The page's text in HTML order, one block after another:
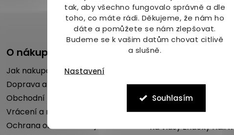
tak, aby všechno fungovalo správně a dle
toho, co máte rádi. Děkujeme, že nám ho
dáte a pomůžete se nám zlepšovat.
Budeme se k vašim datům chovat citlivě
a slušně.
Nastavení
Souhlasím
O nákupu
Jak nakupovat
Doprava a platba
Obchodní podmínky
Vrácení a reklamace
Ochrana osobních údajů
Blog
Mykóza aneb
na nohou umí
Poradíme, jak se
komáry i vám
SLEVA 22 % na
na vlasy značky